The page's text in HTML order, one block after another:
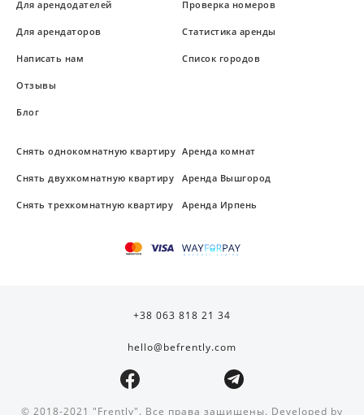
Для арендодателей
Для арендаторов
Написать нам
Отзывы
Блог
Проверка номеров
Статистика аренды
Список городов
Снять однокомнатную квартиру
Снять двухкомнатную квартиру
Снять трехкомнатную квартиру
Аренда комнат
Аренда Вышгород
Аренда Ирпень
+38 063 818 21 34
hello@befrently.com
© 2018-2021 "Frently". Все права защищены. Developed by